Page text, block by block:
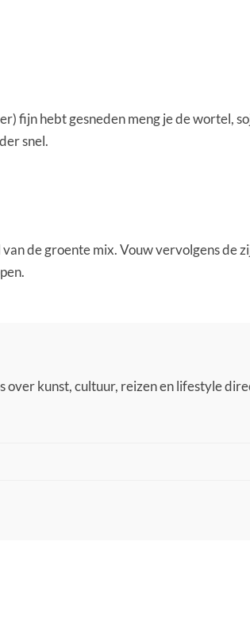
fijn hebt gesneden meng je de wortel,
snel.
de groente mix. Vouw vervolgens de
kunst, cultuur, reizen en lifestyle